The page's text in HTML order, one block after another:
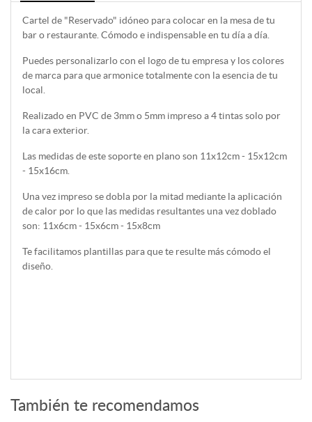
Cartel de "Reservado" idóneo para colocar en la mesa de tu
bar o restaurante. Cómodo e indispensable en tu día a día.
Puedes personalizarlo con el logo de tu empresa y los colores
de marca para que armonice totalmente con la esencia de tu
local.
Realizado en PVC de 3mm o 5mm impreso a 4 tintas solo por
la cara exterior.
Las medidas de este soporte en plano son 11x12cm - 15x12cm
- 15x16cm.
Una vez impreso se dobla por la mitad mediante la aplicación
de calor por lo que las medidas resultantes una vez doblado
son: 11x6cm - 15x6cm - 15x8cm
Te facilitamos plantillas para que te resulte más cómodo el
diseño.
También te recomendamos